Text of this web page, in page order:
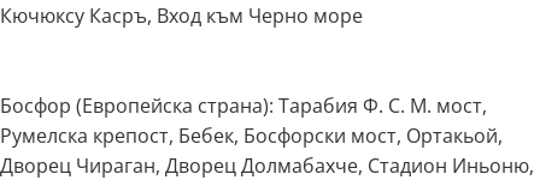
Кючюксу Касръ, Вход към Черно море
Босфор (Европейска страна): Тарабия Ф. С. М. мост,
Румелска крепост, Бебек, Босфорски мост, Ортакьой,
Дворец Чираган, Дворец Долмабахче, Стадион Иньоню,